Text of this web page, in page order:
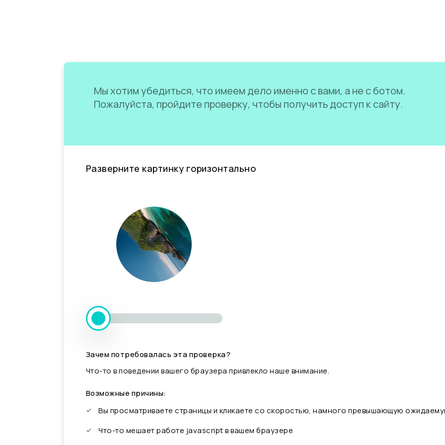
Мы хотим убедиться, что имеем дело именно с вами, а не с ботом.
Пожалуйста, пройдите проверку, чтобы получить доступ к сайту.
Разверните картинку горизонтально
Зачем потребовалась эта проверка?
Что-то в поведении вашего браузера привлекло наше внимание.
Возможные причины:
Вы просматриваете страницы и кликаете со скоростью, намного превышающую
Что-то мешает работе javascript в вашем браузере